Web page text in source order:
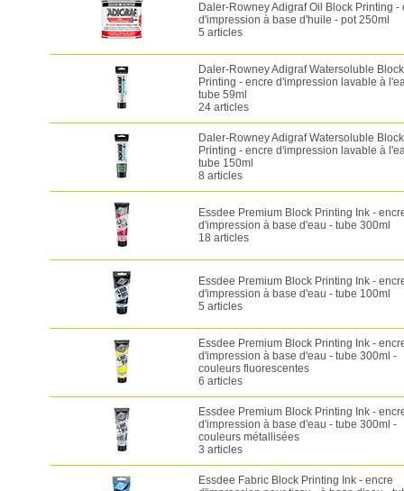
Daler-Rowney Adigraf Oil Block Printing -
d'impression à base d'huile - pot 250ml
5 articles
Daler-Rowney Adigraf Watersoluble Block
Printing - encre d'impression lavable à
tube 59ml
24 articles
Daler-Rowney Adigraf Watersoluble Block
Printing - encre d'impression lavable à
tube 150ml
8 articles
Essdee Premium Block Printing Ink -
d'impression à base d'eau - tube 300ml
18 articles
Essdee Premium Block Printing Ink -
d'impression à base d'eau - tube 100ml
5 articles
Essdee Premium Block Printing Ink -
d'impression à base d'eau - tube 300ml -
couleurs fluorescentes
6 articles
Essdee Premium Block Printing Ink -
d'impression à base d'eau - tube 300ml -
couleurs métallisées
3 articles
Essdee Fabric Block Printing Ink - encre